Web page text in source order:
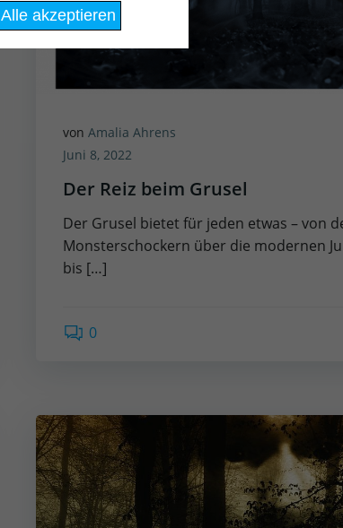
von Amalia Ahrens
Juni 8, 2022
Der Reiz beim Grusel
Der Grusel bietet für jeden etwas – von
Monsterschockern über die modernen
bis […]
0
Alle akzeptieren